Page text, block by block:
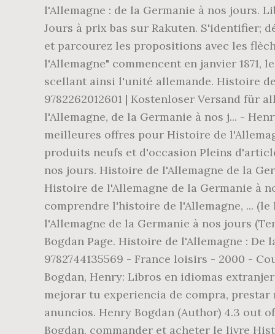
l'Allemagne : de la Germanie à nos jours.
Jours à prix bas sur Rakuten. S'identifier;
et parcourez les propositions avec les
l'Allemagne" commencent en janvier
scellant ainsi l'unité allemande. Histoire
9782262012601 | Kostenloser Versand für
l'Allemagne, de la Germanie à nos j... -
meilleures offres pour Histoire de
produits neufs et d'occasion Pleins
nos jours. Histoire de l'Allemagne de la
Histoire de l'Allemagne de la Germanie à
comprendre l'histoire de l'Allemagne, ...
l'Allemagne de la Germanie à nos jours
Bogdan Page. Histoire de l'Allemagne : De
9782744135569 - France loisirs - 2000 -
Bogdan, Henry: Libros en idiomas
mejorar tu experiencia de compra,
anuncios. Henry Bogdan (Author) 4.3 out
Bogdan, commander et acheter le livre